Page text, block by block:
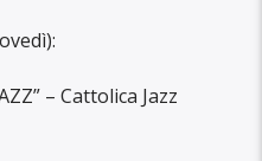
– Cattolica Jazz